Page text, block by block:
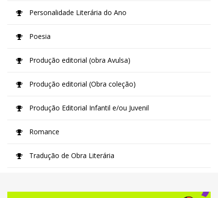
Personalidade Literária do Ano
Poesia
Produção editorial (obra Avulsa)
Produção editorial (Obra coleção)
Produção Editorial Infantil e/ou Juvenil
Romance
Tradução de Obra Literária